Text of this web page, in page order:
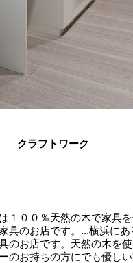
クラフトワーク
１００％天然の木で家具
具のお店です。...横浜に
のお店です。天然の木を
のお持ちの方にでも優し